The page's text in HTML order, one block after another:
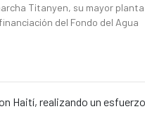
Titanyen, su mayor
del Fondo del Agua
Haití, realizando un